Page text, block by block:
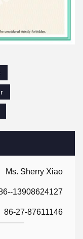
Ms. Sherry Xiao
13908624127
86-27-87611146